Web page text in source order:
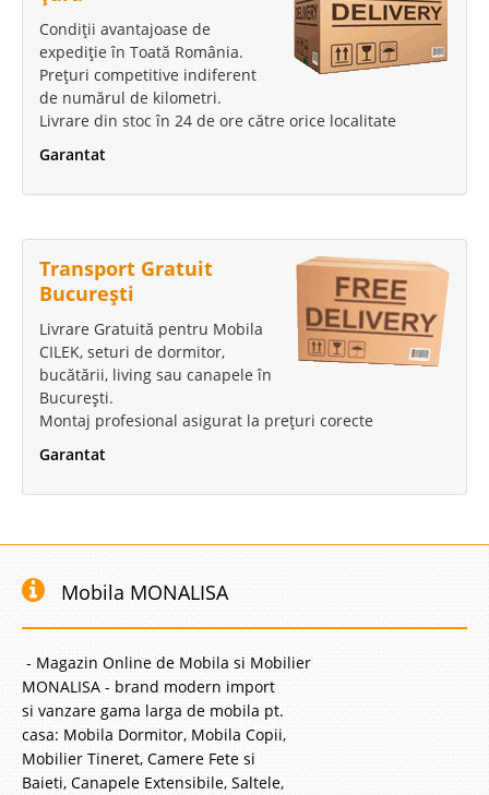
Pret Redus210 Lei
Stoc Epuizat - Indisponibil
Adauga la Favorite
Condiții avantajoase de
expediție în Toată România.
Prețuri competitive indiferent
de numărul de kilometri.
Livrare din stoc în 24 de ore către orice localitate
Garantat
Transport Gratuit
București
Livrare Gratuită pentru Mobila
CILEK, seturi de dormitor,
bucătării, living sau canapele în
București.
Montaj profesional asigurat la prețuri corecte
Garantat
Mobila MONALISA
- Magazin Online de Mobila si Mobilier
MONALISA - brand modern import
si vanzare gama larga de mobila pt.
casa: Mobila Dormitor, Mobila Copii,
Mobilier Tineret, Camere Fete si
Baieti, Canapele Extensibile, Saltele,